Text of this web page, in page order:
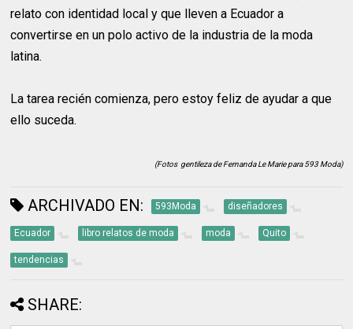
relato con identidad local y que lleven a Ecuador a
convertirse en un polo activo de la industria de la moda
latina.
La tarea recién comienza, pero estoy feliz de ayudar a que
ello suceda.
(Fotos gentileza de Fernanda Le Marie para 593 Moda)
ARCHIVADO EN: 593Moda diseñadores
Ecuador libro relatos de moda moda Quito
tendencias
SHARE: